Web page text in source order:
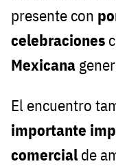
presente con
celebraciones
Mexicana
El encuentro
importante
comercial de